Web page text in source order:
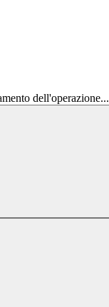
dell'operazione...